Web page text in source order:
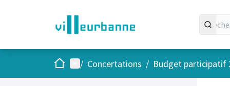
AccueilMenu principal
/ Concertations / Budget participatif